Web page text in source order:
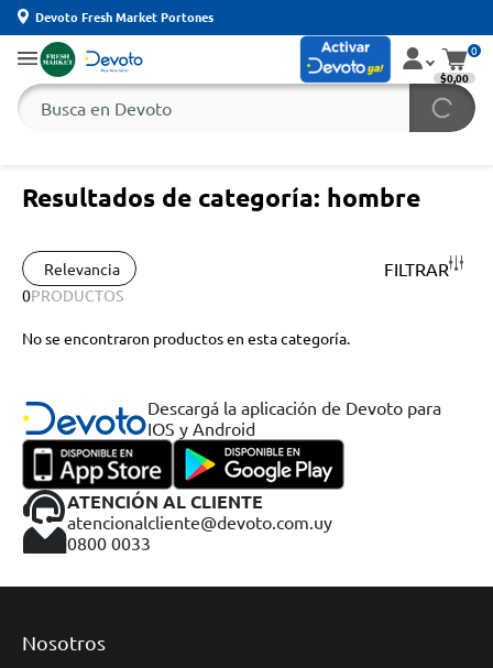
Devoto Fresh Market Portones
0
$0,00
Resultados de categoría: hombre
Relevancia FILTRAR
0PRODUCTOS
No se encontraron productos en esta categoría.
Descargá la aplicación de Devoto para
IOS y Android
ATENCIÓN AL CLIENTE
atencionalcliente@devoto.com.uy
0800 0033
Nosotros